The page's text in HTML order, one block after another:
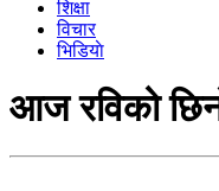
शिक्षा
विचार
भिडियाे
आज रविको